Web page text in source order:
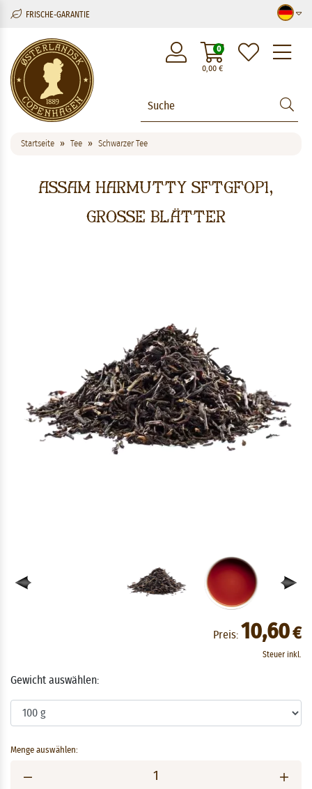
FRISCHE-GARANTIE
0,00€
0
Startseite Tee Schwarzer Tee
Assam Harmutty SFTGFOP1,
grosse blätter
Preis: 10,60€
Steuer inkl.
Gewicht auswählen:
Menge auswählen: